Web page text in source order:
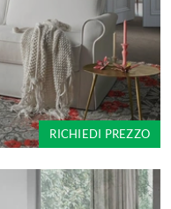
RICHIEDI PREZZO